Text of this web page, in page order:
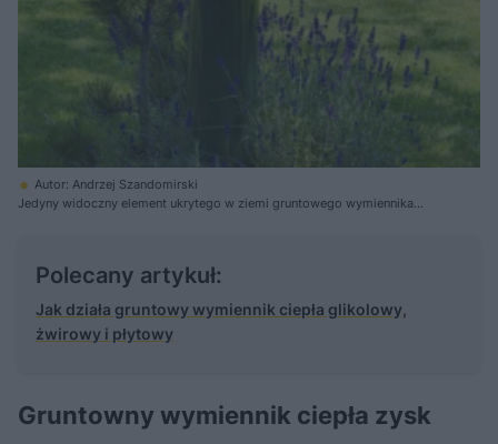
Autor: Andrzej Szandomirski
Jedyny widoczny element ukrytego w ziemi gruntowego wymiennika
Polecany artykuł:
Jak działa gruntowy wymiennik ciepła glikolowy,
żwirowy i płytowy
Gruntowny wymiennik ciepła zysk